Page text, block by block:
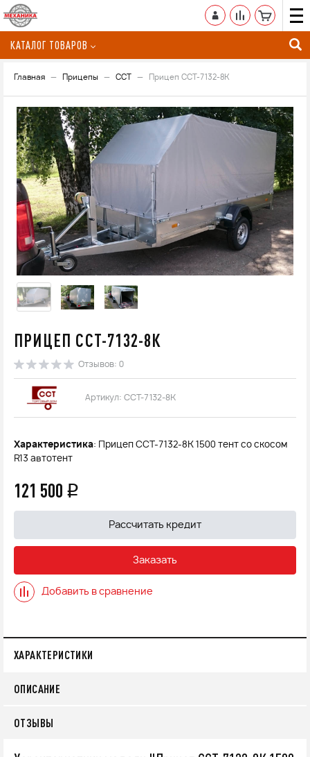
КАТАЛОГ ТОВАРОВ
Главная Прицепы ССТ Прицеп ССТ-7132-8К
ПРИЦЕП ССТ-7132-8К
Отзывов: 0
Артикул: ССТ-7132-8К
Характеристика: Прицеп ССТ-7132-8К 1500 тент со скосом
R13 автотент
121 500 q
Рассчитать кредит
Заказать
Добавить в сравнение
ХАРАКТЕРИСТИКИ
ОПИСАНИЕ
ОТЗЫВЫ